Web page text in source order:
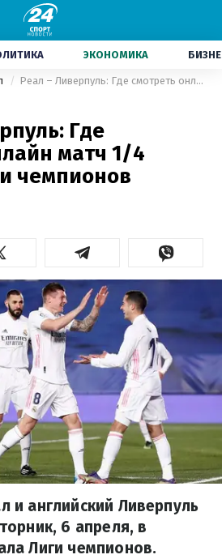
ЭКОНОМИКА
Реал – Ливерпуль: Где смотреть онлайн матч 1/4 финала Лиги чемпионов
Где
матч 1/4
чемпионов
и английский Ливерпуль
6 апреля, в
Лиги чемпионов.